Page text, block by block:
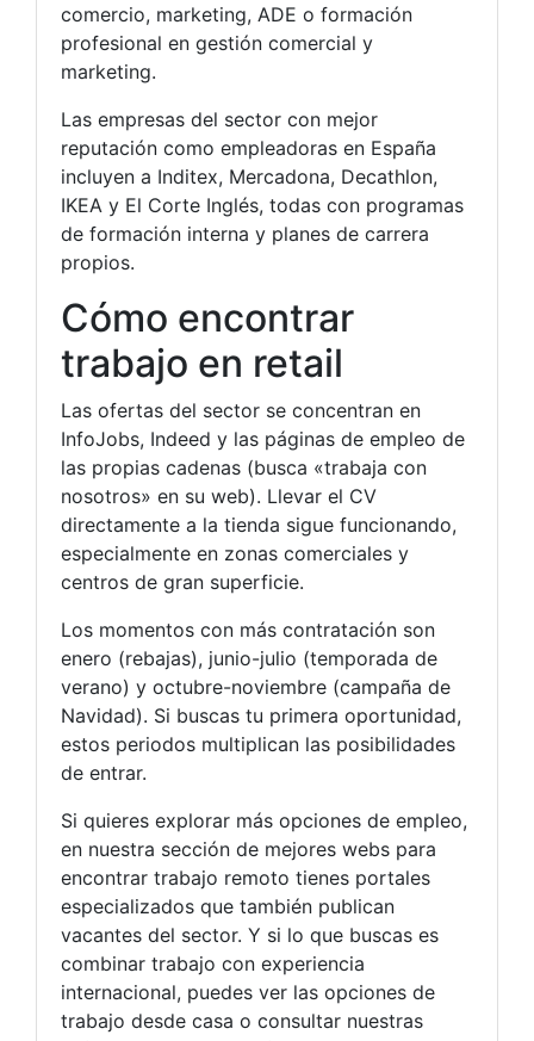
comercio, marketing, ADE o formación
profesional en gestión comercial y
marketing.
Las empresas del sector con mejor
reputación como empleadoras en España
incluyen a Inditex, Mercadona, Decathlon,
IKEA y El Corte Inglés, todas con programas
de formación interna y planes de carrera
propios.
Cómo encontrar
trabajo en retail
Las ofertas del sector se concentran en
InfoJobs, Indeed y las páginas de empleo de
las propias cadenas (busca «trabaja con
nosotros» en su web). Llevar el CV
directamente a la tienda sigue funcionando,
especialmente en zonas comerciales y
centros de gran superficie.
Los momentos con más contratación son
enero (rebajas), junio-julio (temporada de
verano) y octubre-noviembre (campaña de
Navidad). Si buscas tu primera oportunidad,
estos periodos multiplican las posibilidades
de entrar.
Si quieres explorar más opciones de empleo,
en nuestra sección de mejores webs para
encontrar trabajo remoto tienes portales
especializados que también publican
vacantes del sector. Y si lo que buscas es
combinar trabajo con experiencia
internacional, puedes ver las opciones de
trabajo desde casa o consultar nuestras